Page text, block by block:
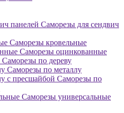
Саморезы для сендвич
Саморезы кровельные
Саморезы оцинкованные
Саморезы по дереву
Саморезы по металлу
Саморезы по
Саморезы универсальные